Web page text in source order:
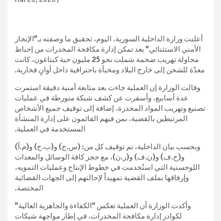
أعلنت وزارة الداخلية السورية، اليوم، تحقيق ما وصفته بـ”الإنجاز
الأمني الاستثنائي” بعد تمكن إدارة مكافحة المخدرات من إحباط
محاولة تهريب ضخمة شملت نحو 25 مليون حبة كبتاغون، كانت
معدّة للشحن إلى خارج البلاد ومخبأة باحترافية داخل أوانٍ فخارية.
وقالت الوزارة إن العملية جاءت بعد متابعة أمنية دقيقة استمرت
عدة أسابيع، وأسفرت عن كشف شبكة متورطة في عمليات
تصنيع وتهريب المواد المخدرة، إضافة إلى توقيف جميع الأشخاص
المرتبطين بالقضية، بمن فيهم القائمون على إدارة المنشأة
المستخدمة في العملية.
وبحسب بيان الداخلية، تم توقيف كل من: (س.ح) و(ب.ج) و(م.أ)
و(ح.ف) و(ن.ف) و(ر.ن)، مع حجز كافة الوسائل والمعدات
اللوجستية التي استُخدمت في خطوط الإنتاج وعمليات التمويه،
وإرفاقها بملف القضية تمهيداً لإحالتهم إلى الجهات القضائية
المختصة.
وأكدت الوزارة أن العملية تعكس “الكفاءة والجاهزية العالية”
لكوادر إدارة مكافحة المخدرات، في إطار مواجهة شبكات